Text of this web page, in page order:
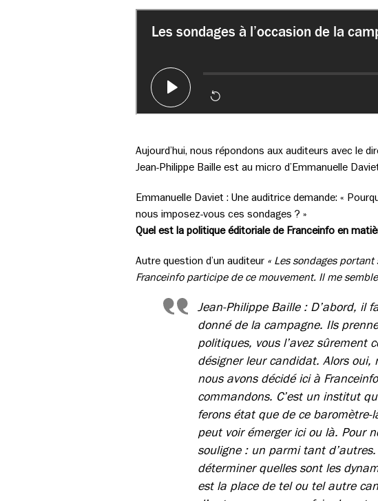
Aujourd’hui, nous répondons aux auditeurs avec le
Jean-Philippe Baille est au micro d’Emmanuelle
Emmanuelle Daviet : Une auditrice demande: «
nous imposez-vous ces sondages ? »
Quel est la politique éditoriale de Franceinfo en
Autre question d’un auditeur « Les sondages
Franceinfo participe de ce mouvement. Il me
Jean-Philippe Baille : D’abord, il
donné de la campagne. Ils
politiques, vous l’avez sûrement
désigner leur candidat. Alors oui,
nous avons décidé ici à
commandons. C’est un institut
ferons état que de ce
peut voir émerger ici ou là. Pour
souligne : un parmi tant
déterminer quelles sont les
est la place de tel ou tel autre